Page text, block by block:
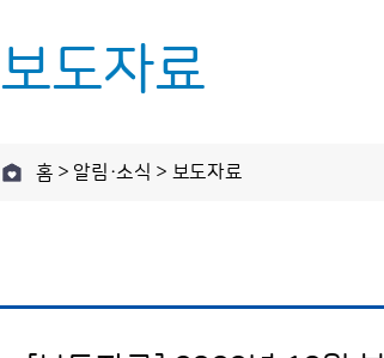
주요 업무
보도자료
홈 > 알림·소식 > 보도자료